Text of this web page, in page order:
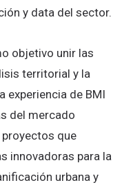
y data del sector.
objetivo unir las
territorial y la
experiencia de BMI
del mercado
que
innovadoras para la
urbana y